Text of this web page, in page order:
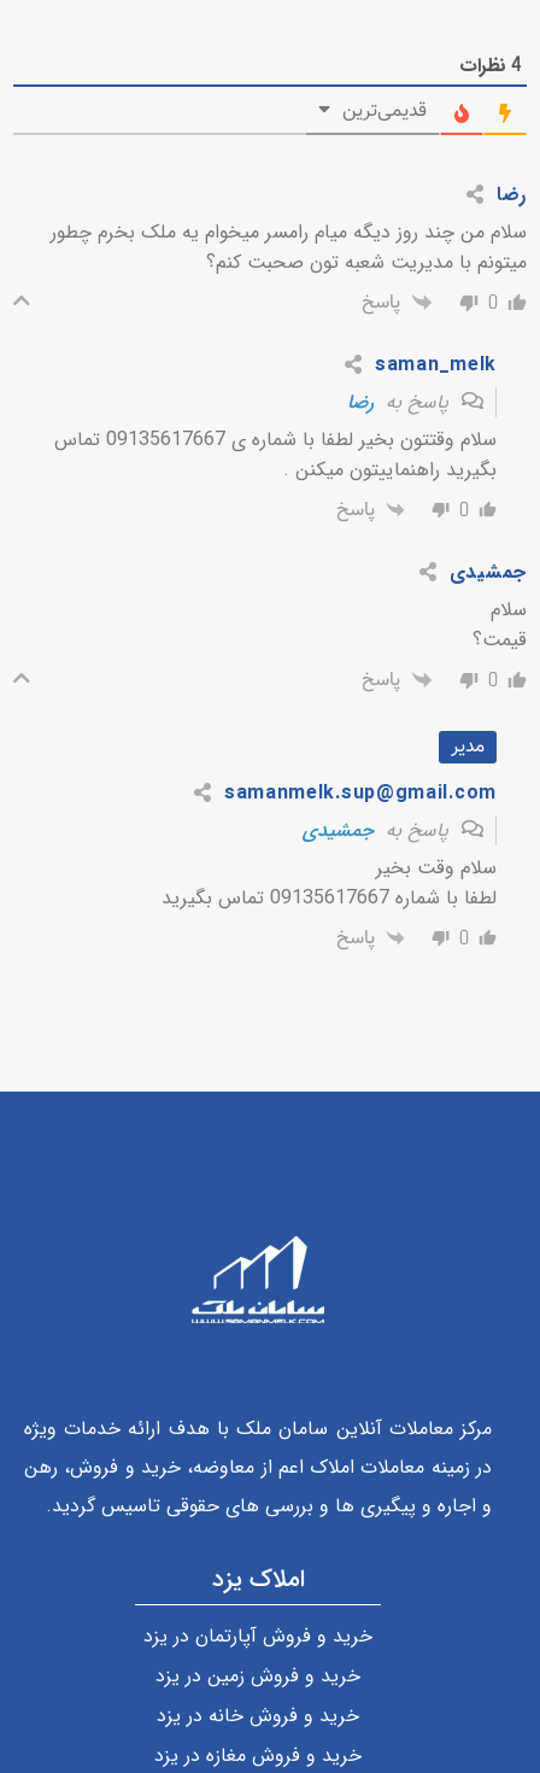
4نظرات
قدیمی‌ترین
رضا
سلام من چند روز دیگه میام رامسر میخوام یه ملک بخرم چطور
میتونم با مدیریت شعبه تون صحبت کنم؟
0 پاسخ
saman_melk
پاسخ به رضا
سلام وقتتون بخیر لطفا با شماره ی 09135617667 تماس
بگیرید راهنماییتون میکنن .
0 پاسخ
جمشیدی
سلام
قیمت؟
0 پاسخ
مدیر
samanmelk.sup@gmail.com
پاسخ بهجمشیدی
سلام وقت بخیر
لطفا با شماره 09135617667 تماس بگیرید
0 پاسخ
مرکز معاملات آنلاین سامان ملک با هدف ارائه خدمات ویژه
در زمینه معاملات املاک اعم از معاوضه، خرید و فروش، رهن
و اجاره و پیگیری ها و بررسی های حقوقی تاسیس گردید.
املاک یزد
خرید و فروش آپارتمان در یزد
خرید و فروش زمین در یزد
خرید و فروش خانه در یزد
خرید و فروش مغازه در یزد